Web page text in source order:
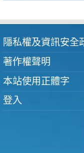
隱私權及資訊安全
著作權聲明
本站使用正體字
登入